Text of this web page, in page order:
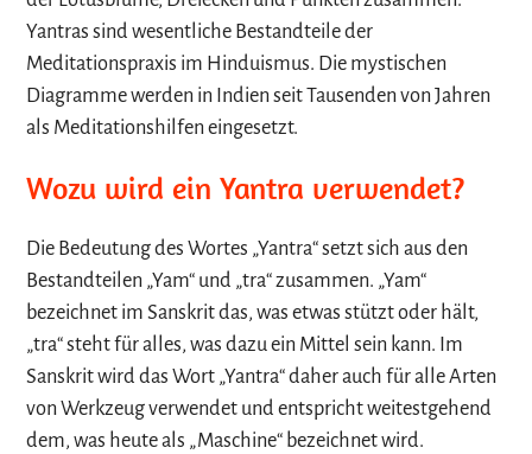
Yantras sind wesentliche Bestandteile der
Meditationspraxis im Hinduismus. Die mystischen
Diagramme werden in Indien seit Tausenden von Jahren
als Meditationshilfen eingesetzt.
Wozu wird ein Yantra verwendet?
Die Bedeutung des Wortes „Yantra“ setzt sich aus den
Bestandteilen „Yam“ und „tra“ zusammen. „Yam“
bezeichnet im Sanskrit das, was etwas stützt oder hält,
„tra“ steht für alles, was dazu ein Mittel sein kann. Im
Sanskrit wird das Wort „Yantra“ daher auch für alle Arten
von Werkzeug verwendet und entspricht weitestgehend
dem, was heute als „Maschine“ bezeichnet wird.